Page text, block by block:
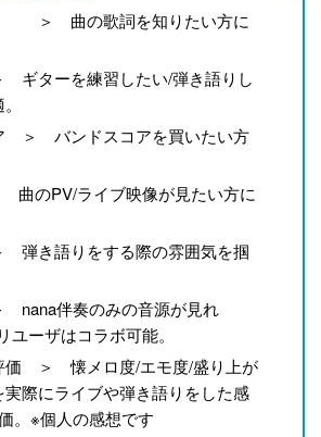
＞ 曲の歌詞を知りたい方に
ターを練習したい/弾き語りし
＞ バンドスコアを買いたい方
のPV/ライブ映像が見たい方に
き語りをする際の雰囲気を掴
伴奏のみの音源が見れ
ユーザはコラボ可能。
価 ＞ 懐メロ度/エモ度/盛り上が
際にライブや弾き語りをした感
。※個人の感想です